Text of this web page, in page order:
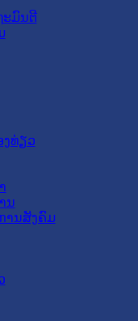
ະມົນຕີ
ງທ່ຽວ
ນ
ານສັງຄົມ